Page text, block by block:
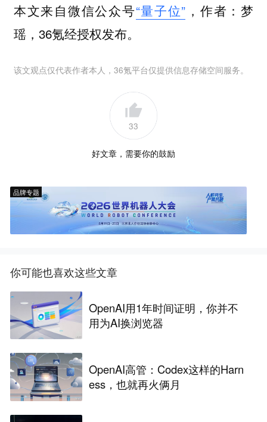
本文来自微信公众号“量子位” ，作者：梦
瑶，36氪经授权发布。
该文观点仅代表作者本人，36氪平台仅提供信息存储空间服务。
33
好文章，需要你的鼓励
品牌专题
你可能也喜欢这些文章
OpenAI用1年时间证明，你并不
用为AI换浏览器
OpenAI高管：Codex这样的Harn
ess，也就再火俩月